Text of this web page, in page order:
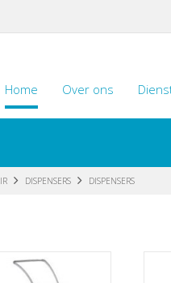
Home Over ons
DISPENSERS DISPENSERS